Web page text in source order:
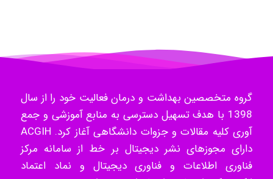
Tavan
akhtar shahsavandi
گروه متخصصین بهداشت و درمان فعالیت خود را از سال
1398 با هدف تسهیل دسترسی به منابع آموزشی و جمع
آوری کلیه مقالات و جزوات دانشگاهی آغاز کرد. ACGIH
دارای مجوزهای نشر دیجیتال بر خط از سامانه مرکز
فناوری اطلاعات و فناوری دیجیتال و نماد اعتماد